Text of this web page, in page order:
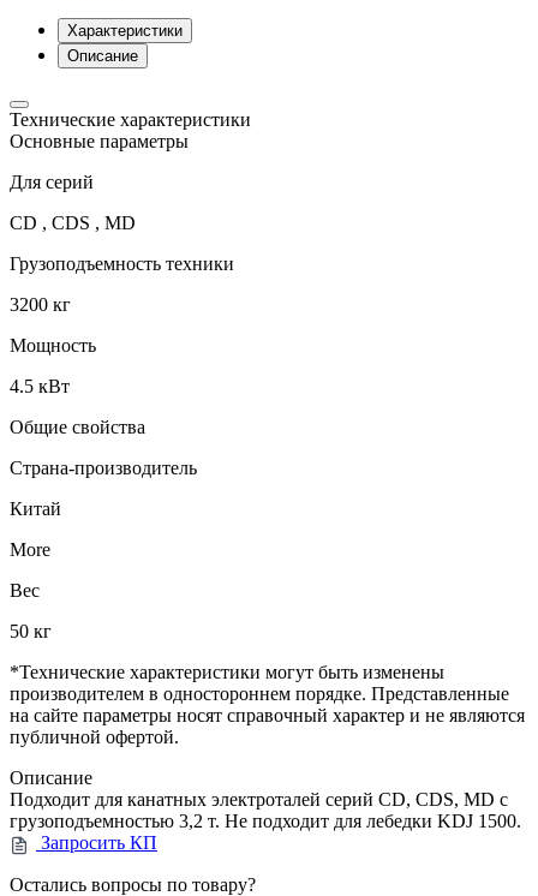
Характеристики
Описание
Технические характеристики
Основные параметры
Для серий
CD , CDS , MD
Грузоподъемность техники
3200 кг
Мощность
4.5 кВт
Общие свойства
Страна-производитель
Китай
More
Вес
50 кг
*Технические характеристики могут быть изменены
производителем в одностороннем порядке. Представленные
на сайте параметры носят справочный характер и не являются
публичной офертой.
Описание
Подходит для канатных электроталей серий CD, CDS, MD с
грузоподъемностью 3,2 т. Не подходит для лебедки KDJ 1500.
Запросить КП
Остались вопросы по товару?